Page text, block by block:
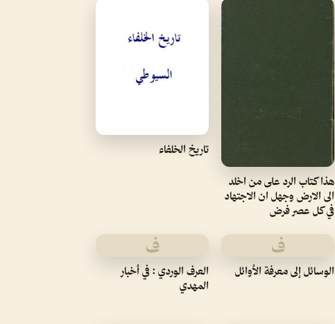
هذا كتاب الرد على من اخلد
الى الارض وجهل ان الاجتهاد
في كل عصر فرض
تاريخ الخلفاء
ف
الوسائل إلى معرفة الأوائل
ف
العرف الوردي : في أخبار
المهدي